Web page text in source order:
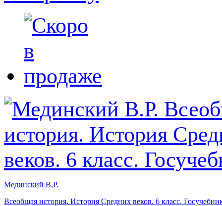
Мединский В.Р.
Всеобщая история. История Средних веков. 6 класс.